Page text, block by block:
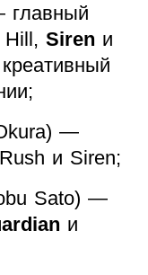
главный
Hill, Siren и
—
и Siren;
Sato) —
и